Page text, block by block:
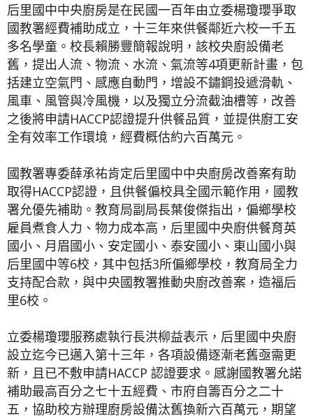
后里國中中央廚房是在民國一百年由立委楊瓊瓔爭取
國教署經費補助成立，十三年來供餐鄰近六校一千五
多名學童。校長賴勝豐簡報說明，該校央廚設備老
舊，提出人流、物流、水流、氣流等4項更新計畫，包
括建立空氣門、感應自動門，增設不鏽鋼投遞滑軌、
風車、風管與冷風機，以及獨立分流截油槽等，改善
之後將申請HACCP認證提升供餐品質，並提供廚工安
全有效率工作環境，經費概估約六百萬元。
國教署專委薛承祐肯定后里國中中央廚房改善案有助
取得HACCP認證，且供餐偏校具全國示範作用，國教
署允優先補助。教育局副局長葉俊傑指出，偏鄉學校
雇員煮食人力、物力成本高，后里國中央廚供餐育英
國小、月眉國小、安定國小、泰安國小、東山國小與
后里國中等6校，其中包括3所偏鄉學校，教育局全力
支持配合款，與中央國教署推動央廚改善案，造福后
里6校。
立委楊瓊瓔服務處執行長洪柳益表示，后里國中央廚
設立迄今已邁入第十三年，各項設備逐漸老舊亟需更
新，且已不敷申請HACCP 認證要求。感謝國教署允諾
補助最高百分之七十五經費、市府自籌百分之二十
五，協助校方辦理廚房設備汰舊換新六百萬元，期望